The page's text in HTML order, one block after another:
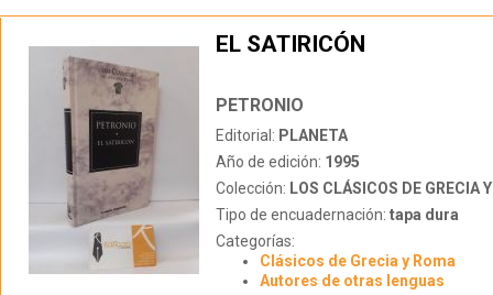
EL SATIRICÓN
PETRONIO
Editorial: PLANETA
Año de edición: 1995
Colección: LOS CLÁSICOS DE GRECIA
Tipo de encuadernación: tapa dura
Categorías:
Clásicos de Grecia y Roma
Autores de otras lenguas